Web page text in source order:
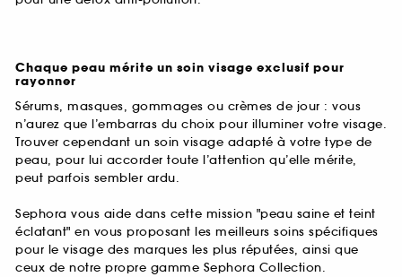
Chaque peau mérite un soin visage exclusif pour
rayonner
Sérums, masques, gommages ou crèmes de jour : vous
n’aurez que l’embarras du choix pour illuminer votre visage.
Trouver cependant un soin visage adapté à votre type de
peau, pour lui accorder toute l’attention qu’elle mérite,
peut parfois sembler ardu.
Sephora vous aide dans cette mission "peau saine et teint
éclatant" en vous proposant les meilleurs soins spécifiques
pour le visage des marques les plus réputées, ainsi que
ceux de notre propre gamme Sephora Collection.